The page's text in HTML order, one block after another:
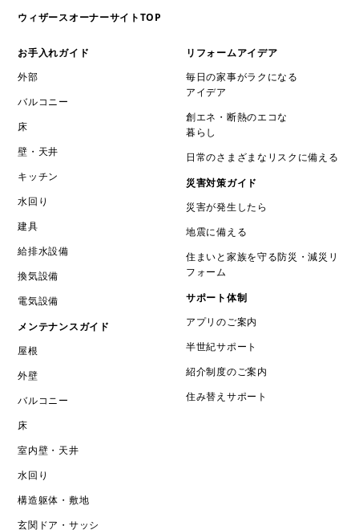
ウィザースオーナーサイトTOP
お手入れガイド
外部
バルコニー
床
壁・天井
キッチン
水回り
建具
給排水設備
換気設備
電気設備
メンテナンスガイド
屋根
外壁
バルコニー
床
室内壁・天井
水回り
構造躯体・敷地
玄関ドア・サッシ
リフォームアイデア
毎日の家事がラクになる
アイデア
創エネ・断熱のエコな
暮らし
日常のさまざまなリスクに備える
災害対策ガイド
災害が発生したら
地震に備える
住まいと家族を守る防災・減災リ
フォーム
サポート体制
アプリのご案内
半世紀サポート
紹介制度のご案内
住み替えサポート